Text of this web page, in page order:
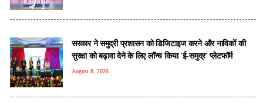
सरकार ने समुद्री प्रशासन को डिजिटाइज करने और नाविकों की
सुरक्षा को बढ़ावा देने के लिए लॉन्च किया 'ई-समुद्र' प्लेटफॉर्म
August 8, 2026